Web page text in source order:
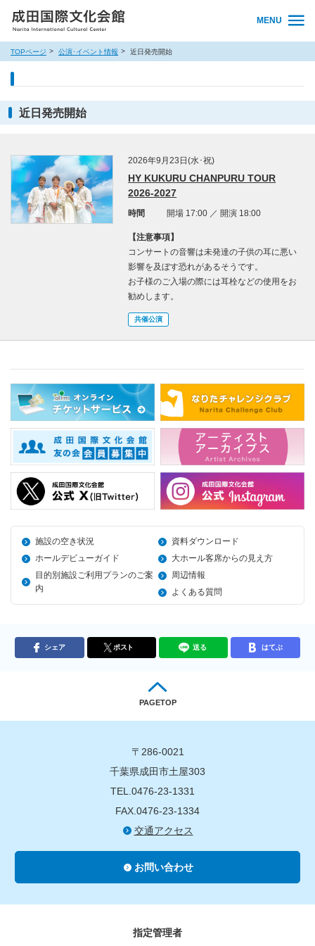
MENU
TOPページ 公演･イベント情報 近日発売開始
近日発売開始
2026年9月23日(水･祝)
HY KUKURU CHANPURU TOUR
2026-2027
時間 開場 17:00 ／ 開演 18:00
【注意事項】
コンサートの音響は未発達の子供の耳に悪い
影響を及ぼす恐れがあるそうです。
お子様のご入場の際には耳栓などの使用をお
勧めします。
共催公演
施設の空き状況
資料ダウンロード
ホールデビューガイド
大ホール客席からの見え方
目的別施設ご利用プランのご案
内
周辺情報
よくある質問
シェア ポスト 送る はてぶ
PAGETOP
〒286-0021
千葉県成田市土屋303
TEL.0476-23-1331
FAX.0476-23-1334
交通アクセス
お問い合わせ
指定管理者